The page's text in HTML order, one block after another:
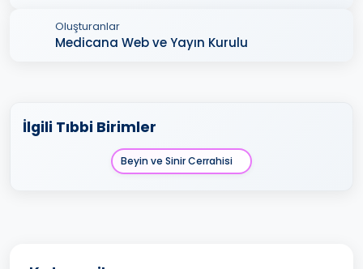
Oluşturanlar
Medicana Web ve Yayın Kurulu
İlgili Tıbbi Birimler
Beyin ve Sinir Cerrahisi